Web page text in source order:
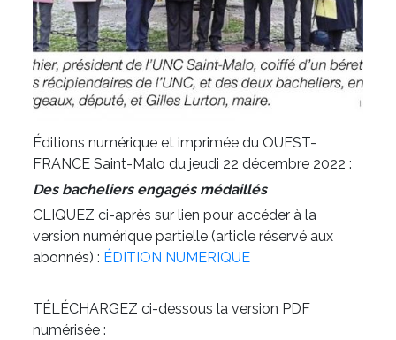
Éditions numérique et imprimée du OUEST-
FRANCE Saint-Malo du jeudi 22 décembre 2022 :
Des bacheliers engagés médaillés
CLIQUEZ ci-après sur lien pour accéder à la
version numérique partielle (article réservé aux
abonnés) : ÉDITION NUMERIQUE
TÉLÉCHARGEZ ci-dessous la version PDF
numérisée :